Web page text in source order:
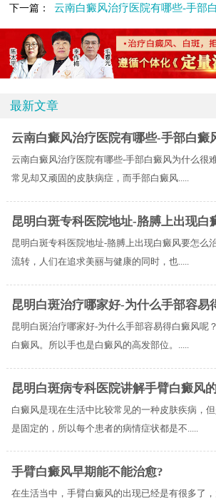
下一篇： 云南白癜风治疗医院有哪些-手部白
最新文章
云南白癜风治疗医院有哪些-手部白癜
云南白癜风治疗医院有哪些-手部白癜风为什么很
常见却又顽固的皮肤病症，而手部白癜风.....
昆明白斑专科医院地址-胳膊上出现白
昆明白斑专科医院地址-胳膊上出现白癜风要怎么
流转，人们在追求美丽与健康的同时，也.....
昆明白斑治疗哪家好-为什么手部容易
昆明白斑治疗哪家好-为什么手部容易得白癜风呢
白癜风。所以手也是白癜风的高发部位。.....
昆明白斑病专科医院讲解手臂白癜风
白癜风是现在生活中比较常见的一种皮肤疾病，
是固定的，所以每个患者的病情症状都是不.....
手臂白癜风早期能不能治愈?
在生活当中，手臂白癜风的出现已经是有很多了